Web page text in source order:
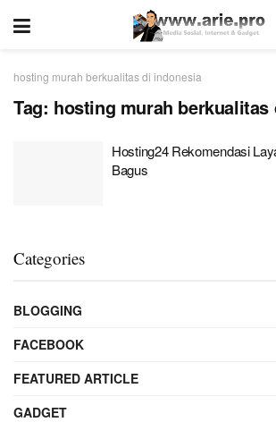
hosting murah berkualitas di indonesia
Tag: hosting murah berkualitas
Hosting24 Rekomendasi
Bagus
Categories
BLOGGING
FACEBOOK
FEATURED ARTICLE
GADGET